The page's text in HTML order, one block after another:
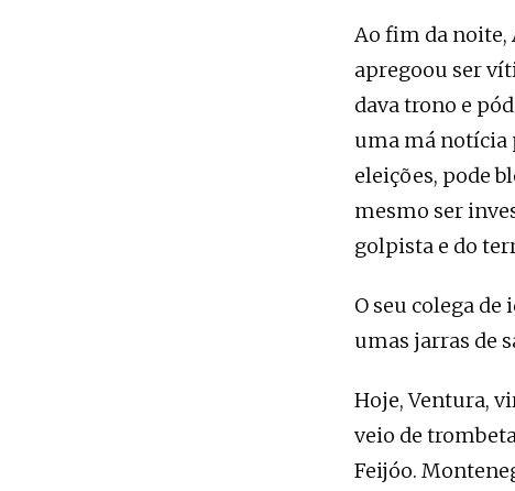
Ao fim da noite,
apregoou ser
dava trono e
uma má notícia
eleições, pode
mesmo ser
golpista e do
O seu colega
umas jarras de
Hoje, Ventura,
veio de
Feijóo.